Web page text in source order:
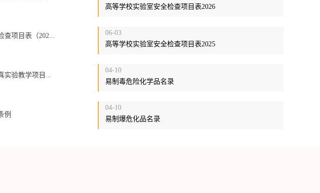
查项目表（202...
实验教学项目...
例
高等学校实验室安全检查项目表2026
06-03
高等学校实验室安全检查项目表2025
04-10
易制毒危险化学品名录
04-10
易制爆危化品名录